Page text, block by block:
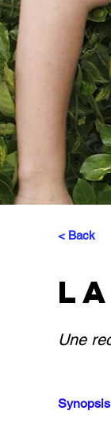
< Back
Une
Synopsis